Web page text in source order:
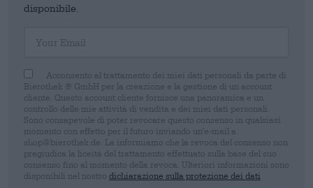
disponibile.
Acconsento al trattamento dei miei dati personali da parte di
Bierothek ® GmbH per la creazione e la gestione di un account
cliente. Questo account cliente fornisce una panoramica e un
controllo delle mie attività di vendita e dei miei dati personali.
Sono consapevole di poter revocare questo consenso in qualsiasi
momento con effetto per il futuro inviando un'e-mail a
shop@bierothek.de. La informiamo che la revoca del consenso non
pregiudica la liceità del trattamento effettuato sulla base del suo
consenso fino al momento della revoca. Ulteriori informazioni sono
disponibili nel nostro dichiarazione sulla protezione dei dati